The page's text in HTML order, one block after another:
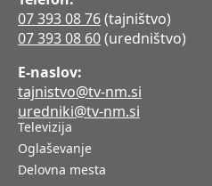
07 393 08 76(tajništvo)
07 393 08 60(uredništvo)
E-naslov:
tajnistvo@tv-nm.si
uredniki@tv-nm.si
Televizija
Oglaševanje
Delovna mesta